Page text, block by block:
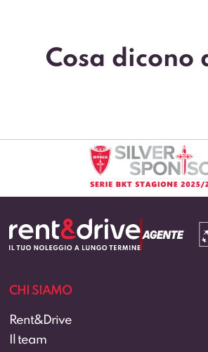
Cosa dicono
CHI SIAMO
Rent&Drive
Il team